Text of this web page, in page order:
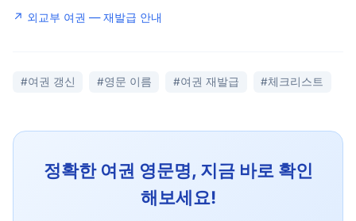
↗ 외교부 여권 — 재발급 안내
#여권 갱신 #영문 이름 #여권 재발급 #체크리스트
정확한 여권 영문명, 지금 바로 확인
해보세요!